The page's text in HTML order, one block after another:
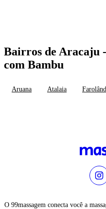
Bairros de Aracaju
com Bambu
Aruana Atalaia
O 99massagem conecta você a